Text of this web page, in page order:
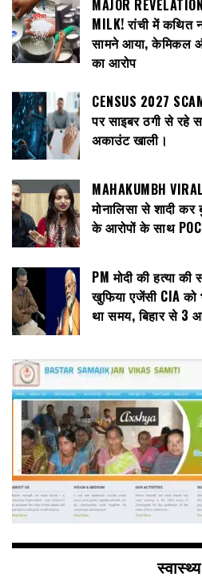
MAJOR
MILK! रांची में कथित
सामने आया, केमिकल
का आरोप
CENSUS 2027
पर साइबर ठगी से रहे
अकाउंट खाली।
MAHAKUMBH
मोनालिसा से शादी
के आरोपों के साथ
PM मोदी की हत्या
खुफिया एजेंसी CIA को
था समय, बिहार से 3
स्वास्थ्य